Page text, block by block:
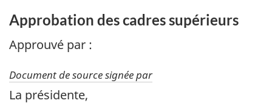
Approbation des cadres supérieurs
Approuvé par :
Document de source signée par
La présidente,